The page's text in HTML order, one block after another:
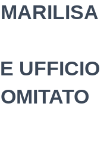
UFFICIO